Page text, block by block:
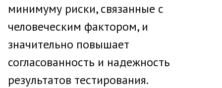
минимуму риски, связанные с
человеческим фактором, и
значительно повышает
согласованность и надежность
результатов тестирования.